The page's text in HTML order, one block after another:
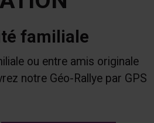
familiale
ou entre amis originale
notre Géo-Rallye par GPS